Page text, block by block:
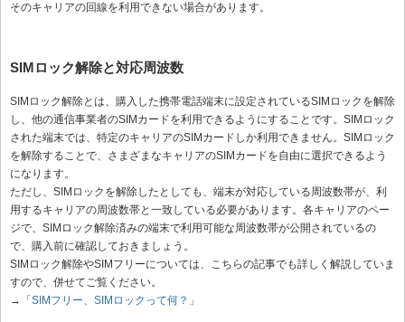
そのキャリアの回線を利用できない場合があります。
SIMロック解除と対応周波数
SIMロック解除とは、購入した携帯電話端末に設定されているSIMロックを解除
し、他の通信事業者のSIMカードを利用できるようにすることです。SIMロック
された端末では、特定のキャリアのSIMカードしか利用できません。SIMロック
を解除することで、さまざまなキャリアのSIMカードを自由に選択できるよう
になります。
ただし、SIMロックを解除したとしても、端末が対応している周波数帯が、利
用するキャリアの周波数帯と一致している必要があります。各キャリアのペー
ジで、SIMロック解除済みの端末で利用可能な周波数帯が公開されているの
で、購入前に確認しておきましょう。
SIMロック解除やSIMフリーについては、こちらの記事でも詳しく解説していま
すので、併せてご覧ください。
→
「SIMフリー、SIMロックって何？」